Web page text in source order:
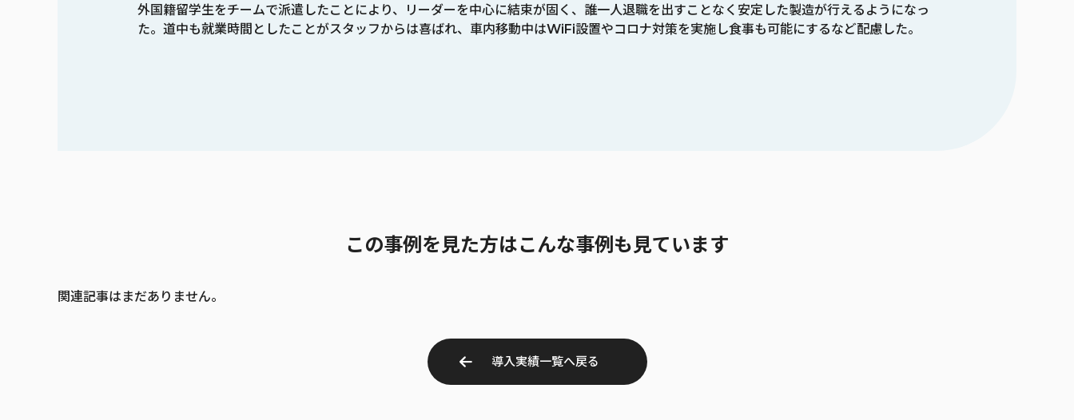
外国籍留学生をチームで派遣したことにより、リーダーを中心に結束が固く、誰一人退職を出すことなく安定した製造が行えるようになっ
た。道中も就業時間としたことがスタッフからは喜ばれ、車内移動中はWiFi設置やコロナ対策を実施し食事も可能にするなど配慮した。
この事例を見た方はこんな事例も見ています
関連記事はまだありません。
導入実績一覧へ戻る